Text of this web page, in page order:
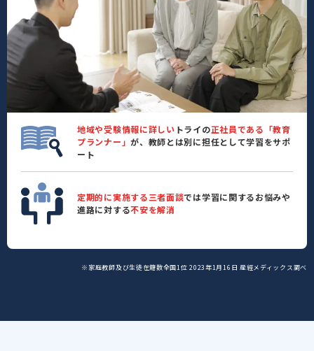
地域や受験情報に詳しい トライの正社員である「教育
プランナー」が、教師とは別に担任として学習をサポ
ート
定期的に実施する三者面談では学習に関するお悩みや
進路に対する不安を解消
※家庭教師及び生徒在籍数全国1位 2023年1月16日 産經メディックス調べ